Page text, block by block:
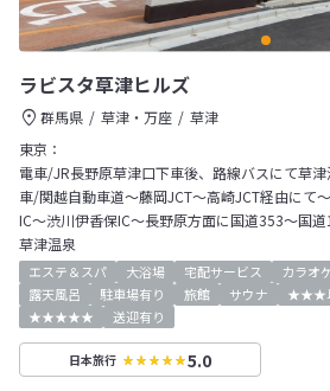
ラビスタ草津ヒルズ
群馬県 草津・万座
草津
東京：
電車/JR長野原草津口下車後、路線バスにて草
車/関越自動車道～藤岡JCT～高崎JCT経由にて
IC～渋川伊香保IC～長野原方面に国道353～国
草津温泉
エステ＆スパ 大浴場 宅配サービス カラオ
露天風呂
駐車場有り 旅館 サウナ ★★★
★★★★★
送迎有り
日本旅行 5.0